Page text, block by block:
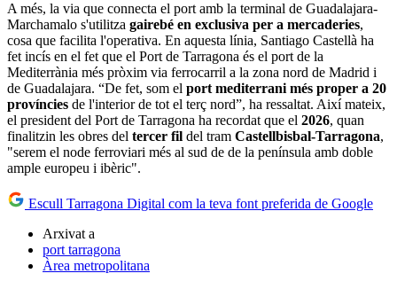
A més, la via que connecta el port amb la terminal de Guadalajara-
Marchamalo s'utilitza gairebé en exclusiva per a mercaderies,
cosa que facilita l'operativa. En aquesta línia, Santiago Castellà ha
fet incís en el fet que el Port de Tarragona és el port de la
Mediterrània més pròxim via ferrocarril a la zona nord de Madrid i
de Guadalajara. “De fet, som el port mediterrani més proper a 20
províncies de l'interior de tot el terç nord”, ha ressaltat. Així mateix,
el president del Port de Tarragona ha recordat que el 2026, quan
finalitzin les obres del tercer fil del tram Castellbisbal-Tarragona,
"serem el node ferroviari més al sud de de la península amb doble
ample europeu i ibèric".
Escull Tarragona Digital com la teva font preferida de Google
Arxivat a
port tarragona
Àrea metropolitana